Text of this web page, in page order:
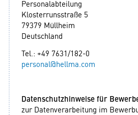
Personalabteilung
Klosterrunsstraße 5
79379 Müllheim
Deutschland
Tel.: +49 7631/182-0
personal@hellma.com
Datenschutzhinweise für
zur Datenverarbeitung im